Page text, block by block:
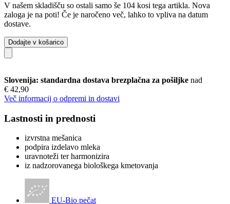
V našem skladišču so ostali samo še 104 kosi tega artikla. Nova
zaloga je na poti! Če je naročeno več, lahko to vpliva na datum
dostave.
Dodajte v košarico
Slovenija: standardna dostava brezplačna za pošiljke nad
€ 42,90
Več informacij o odpremi in dostavi
Lastnosti in prednosti
izvrstna mešanica
podpira izdelavo mleka
uravnoteži ter harmonizira
iz nadzorovanega biološkega kmetovanja
EU-Bio pečat